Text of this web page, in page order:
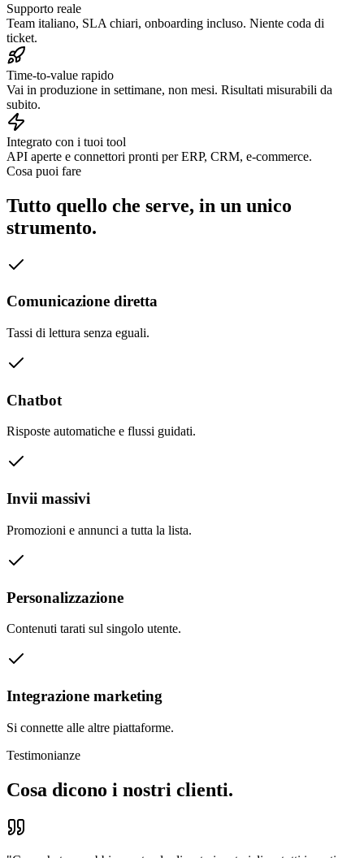
Supporto reale
Team italiano, SLA chiari, onboarding incluso. Niente coda di
ticket.
Time-to-value rapido
Vai in produzione in settimane, non mesi. Risultati misurabili da
subito.
Integrato con i tuoi tool
API aperte e connettori pronti per ERP, CRM, e-commerce.
Cosa puoi fare
Tutto quello che serve, in un unico
strumento.
Comunicazione diretta
Tassi di lettura senza eguali.
Chatbot
Risposte automatiche e flussi guidati.
Invii massivi
Promozioni e annunci a tutta la lista.
Personalizzazione
Contenuti tarati sul singolo utente.
Integrazione marketing
Si connette alle altre piattaforme.
Testimonianze
Cosa dicono i nostri clienti.